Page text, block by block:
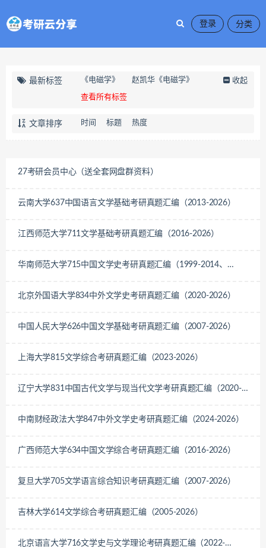
登录
最新标签 《电磁学》 赵凯华《电磁学》
查看所有标签
收起
文章排序 时间 标题 热度
27考研会员中心（送全套网盘群资料）
云南大学637中国语言文学基础考研真题汇编（2013-2026）
江西师范大学711文学基础考研真题汇编（2016-2026）
华南师范大学715中国文学史考研真题汇编（1999-2014、
北京外国语大学834中外文学史考研真题汇编（2020-2026）
中国人民大学626中国文学基础考研真题汇编（2007-2026）
上海大学815文学综合考研真题汇编（2023-2026）
辽宁大学831中国古代文学与现当代文学考研真题汇编（2020-
中南财经政法大学847中外文学史考研真题汇编（2024-2026）
广西师范大学634中国文学综合考研真题汇编（2016-2026）
复旦大学705文学语言综合知识考研真题汇编（2007-2026）
吉林大学614文学综合考研真题汇编（2005-2026）
北京语言大学716文学史与文学理论考研真题汇编（2022-